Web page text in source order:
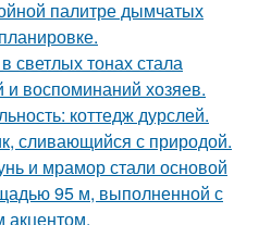
палитре дымчатых
светлых тонах стала
воспоминаний хозяев.
коттедж дурслей.
сливающийся с природой.
и мрамор стали основой
95 м, выполненной с
акцентом.